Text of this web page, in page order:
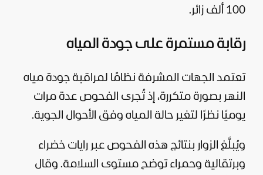
100 ألف زائر.
رقابة مستمرة على جودة المياه
تعتمد الجهات المشرفة نظامًا لمراقبة جودة مياه
النهر بصورة متكررة، إذ تُجرى الفحوص عدة مرات
يوميًا نظرًا لتغير حالة المياه وفق الأحوال الجوية.
ويُبلَّغ الزوار بنتائج هذه الفحوص عبر رايات خضراء
وبرتقالية وحمراء توضح مستوى السلامة. وقال